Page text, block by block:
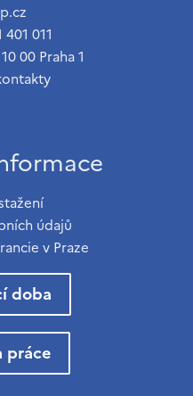
011
00 Praha 1
údajů
v Praze
doba
práce